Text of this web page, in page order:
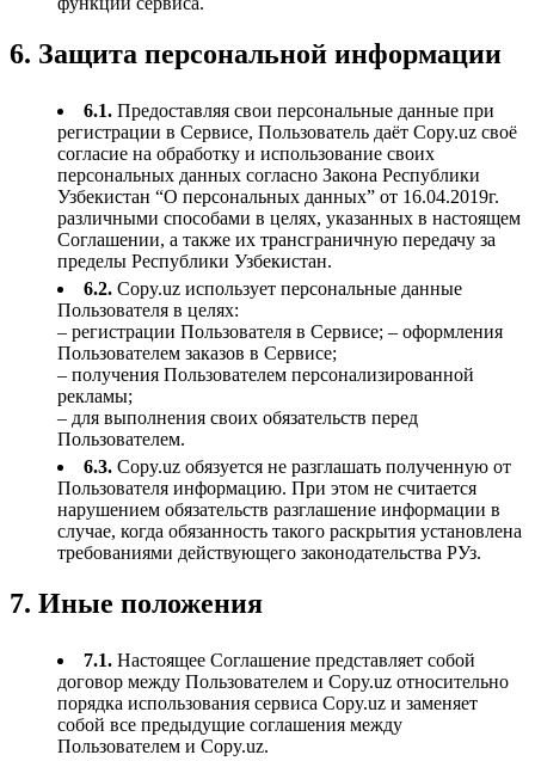
6. Защита персональной информации
6.1. Предоставляя свои персональные данные при
регистрации в Сервисе, Пользователь даёт Copy.uz своё
согласие на обработку и использование своих
персональных данных согласно Закона Республики
Узбекистан “О персональных данных” от 16.04.2019г.
различными способами в целях, указанных в настоящем
Соглашении, а также их трансграничную передачу за
пределы Республики Узбекистан.
6.2. Copy.uz использует персональные данные
Пользователя в целях:
– регистрации Пользователя в Сервисе; – оформления
Пользователем заказов в Сервисе;
– получения Пользователем персонализированной
рекламы;
– для выполнения своих обязательств перед
Пользователем.
6.3. Copy.uz обязуется не разглашать полученную от
Пользователя информацию. При этом не считается
нарушением обязательств разглашение информации в
случае, когда обязанность такого раскрытия установлена
требованиями действующего законодательства РУз.
7. Иные положения
7.1. Настоящее Соглашение представляет собой
договор между Пользователем и Copy.uz относительно
порядка использования сервиса Copy.uz и заменяет
собой все предыдущие соглашения между
Пользователем и Copy.uz.